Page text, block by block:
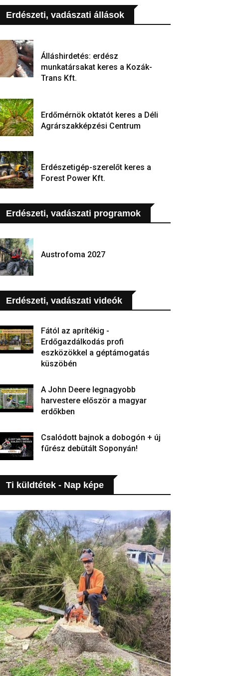
Erdészeti, vadászati állások
Álláshirdetés: erdész
munkatársakat keres a Kozák-
Trans Kft.
Erdőmérnök oktatót keres a Déli
Agrárszakképzési Centrum
Erdészetigép-szerelőt keres a
Forest Power Kft.
Erdészeti, vadászati programok
Austrofoma 2027
Erdészeti, vadászati videók
Fától az aprítékig -
Erdőgazdálkodás profi
eszközökkel a géptámogatás
küszöbén
A John Deere legnagyobb
harvestere először a magyar
erdőkben
Csalódott bajnok a dobogón + új
fűrész debütált Soponyán!
Ti küldtétek - Nap képe